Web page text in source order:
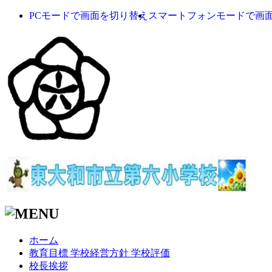
PCモードで画面を切り替え スマートフォンモードで画
ホーム
教育目標 学校経営方針 学校評価
校長挨拶